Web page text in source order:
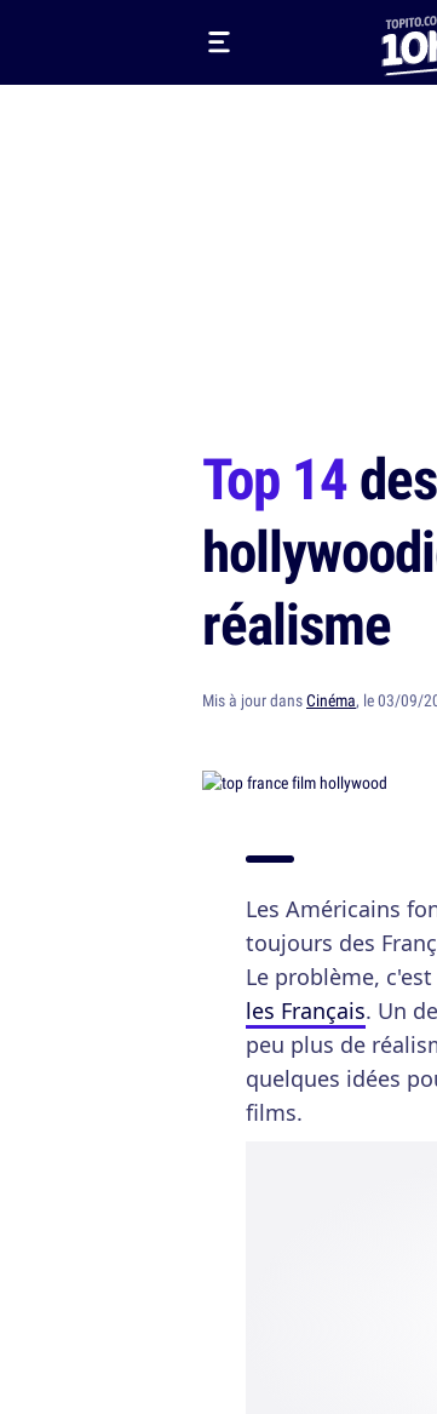
Top 14
réalisme
Mis à jour dansCinéma, le 03/09/
Les Américains
toujours des
Le problème,
les Français. Un
peu plus de
quelques idées
films.